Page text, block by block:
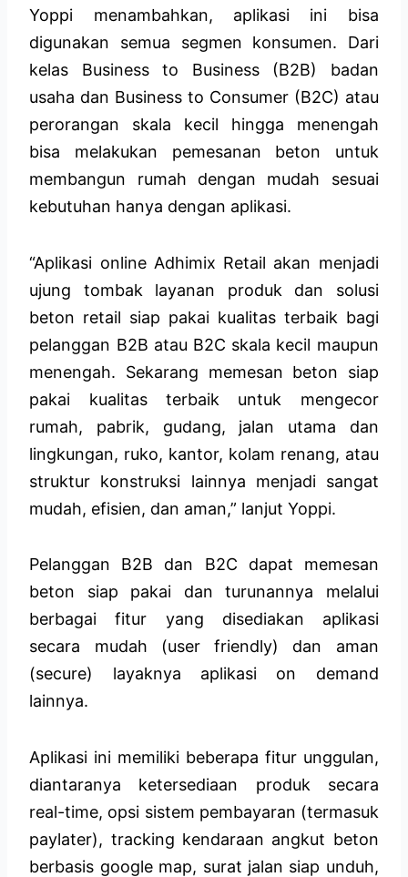
Yoppi menambahkan, aplikasi ini bisa
digunakan semua segmen konsumen. Dari
kelas Business to Business (B2B) badan
usaha dan Business to Consumer (B2C) atau
perorangan skala kecil hingga menengah
bisa melakukan pemesanan beton untuk
membangun rumah dengan mudah sesuai
kebutuhan hanya dengan aplikasi.
“Aplikasi online Adhimix Retail akan menjadi
ujung tombak layanan produk dan solusi
beton retail siap pakai kualitas terbaik bagi
pelanggan B2B atau B2C skala kecil maupun
menengah. Sekarang memesan beton siap
pakai kualitas terbaik untuk mengecor
rumah, pabrik, gudang, jalan utama dan
lingkungan, ruko, kantor, kolam renang, atau
struktur konstruksi lainnya menjadi sangat
mudah, efisien, dan aman,” lanjut Yoppi.
Pelanggan B2B dan B2C dapat memesan
beton siap pakai dan turunannya melalui
berbagai fitur yang disediakan aplikasi
secara mudah (user friendly) dan aman
(secure) layaknya aplikasi on demand
lainnya.
Aplikasi ini memiliki beberapa fitur unggulan,
diantaranya ketersediaan produk secara
real-time, opsi sistem pembayaran (termasuk
paylater), tracking kendaraan angkut beton
berbasis google map, surat jalan siap unduh,